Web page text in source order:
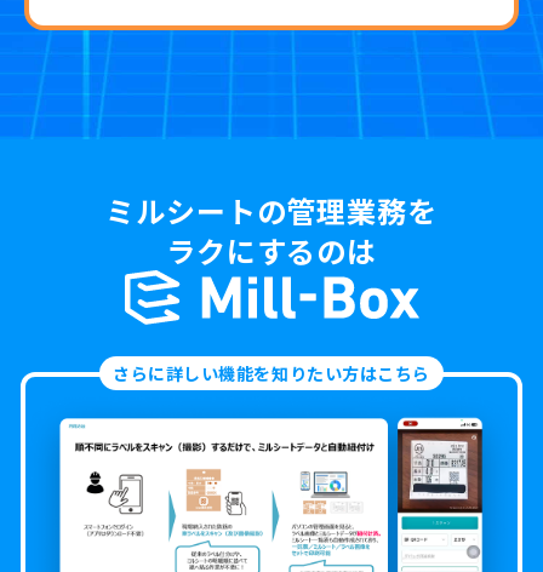
ミルシートの管理業務を
ラクにするのは
さらに詳しい機能を知りたい方はこちら